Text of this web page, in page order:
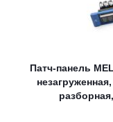
Патч-панель